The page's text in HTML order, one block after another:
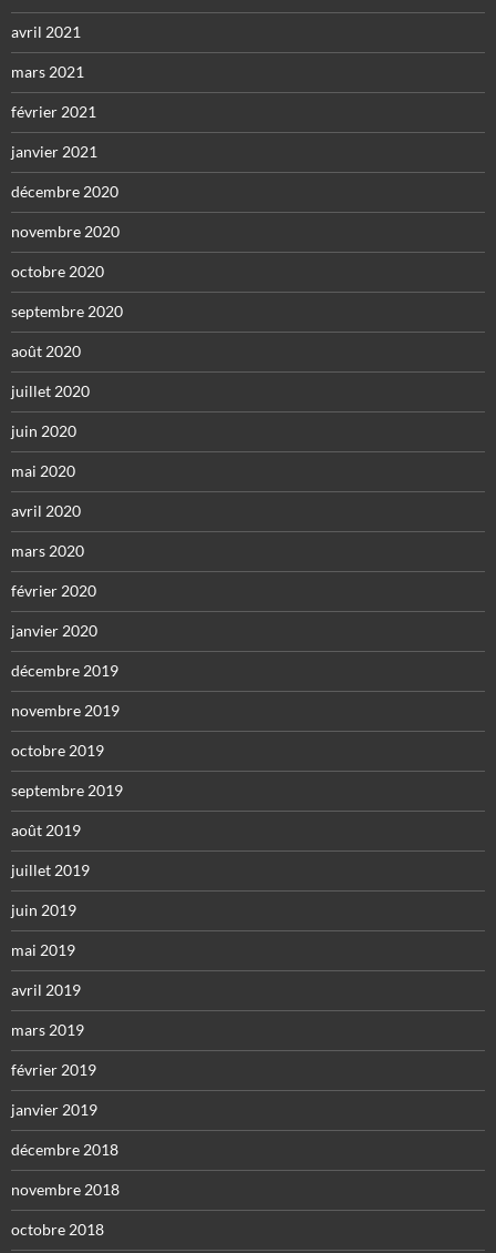
avril 2021
mars 2021
février 2021
janvier 2021
décembre 2020
novembre 2020
octobre 2020
septembre 2020
août 2020
juillet 2020
juin 2020
mai 2020
avril 2020
mars 2020
février 2020
janvier 2020
décembre 2019
novembre 2019
octobre 2019
septembre 2019
août 2019
juillet 2019
juin 2019
mai 2019
avril 2019
mars 2019
février 2019
janvier 2019
décembre 2018
novembre 2018
octobre 2018